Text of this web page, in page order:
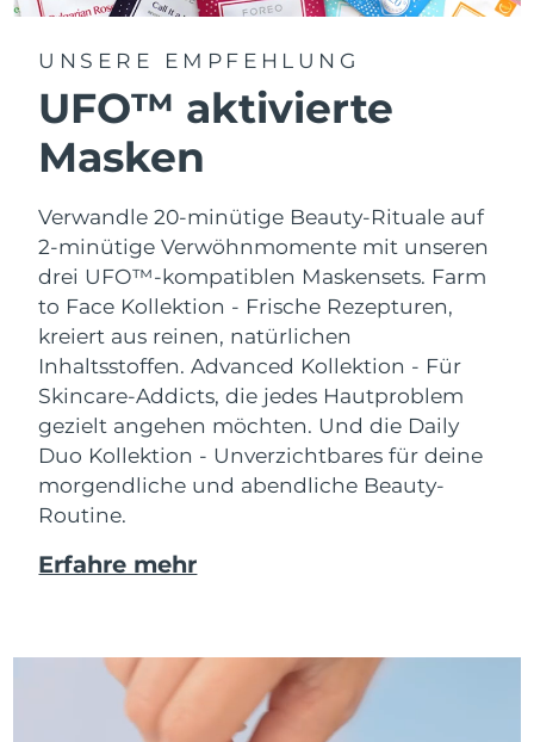
UNSERE EMPFEHLUNG
UFO™ aktivierte
Masken
Verwandle 20-minütige Beauty-Rituale auf
2-minütige Verwöhnmomente mit unseren
drei UFO™-kompatiblen Maskensets. Farm
to Face Kollektion - Frische Rezepturen,
kreiert aus reinen, natürlichen
Inhaltsstoffen. Advanced Kollektion - Für
Skincare-Addicts, die jedes Hautproblem
gezielt angehen möchten. Und die Daily
Duo Kollektion - Unverzichtbares für deine
morgendliche und abendliche Beauty-
Routine.
Erfahre mehr